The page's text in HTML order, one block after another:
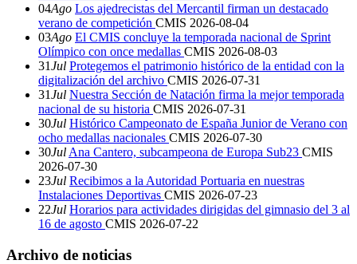
04Ago Los ajedrecistas del Mercantil firman un destacado
verano de competición CMIS 2026-08-04
03Ago El CMIS concluye la temporada nacional de Sprint
Olímpico con once medallas CMIS 2026-08-03
31Jul Protegemos el patrimonio histórico de la entidad con la
digitalización del archivo CMIS 2026-07-31
31Jul Nuestra Sección de Natación firma la mejor temporada
nacional de su historia CMIS 2026-07-31
30Jul Histórico Campeonato de España Junior de Verano con
ocho medallas nacionales CMIS 2026-07-30
30Jul Ana Cantero, subcampeona de Europa Sub23 CMIS
2026-07-30
23Jul Recibimos a la Autoridad Portuaria en nuestras
Instalaciones Deportivas CMIS 2026-07-23
22Jul Horarios para actividades dirigidas del gimnasio del 3 al
16 de agosto CMIS 2026-07-22
Archivo de noticias